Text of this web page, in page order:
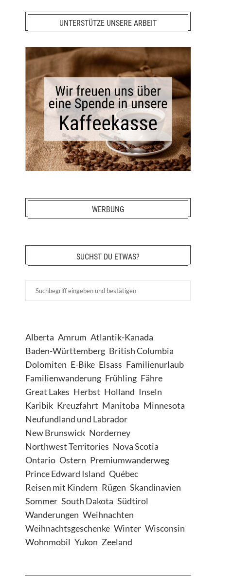
UNTERSTÜTZE UNSERE ARBEIT
WERBUNG
SUCHST DU ETWAS?
Alberta Amrum Atlantik-Kanada
Baden-Württemberg British Columbia
Dolomiten E-Bike Elsass Familienurlaub
Familienwanderung Frühling Fähre
Great Lakes Herbst Holland Inseln
Karibik Kreuzfahrt Manitoba Minnesota
Neufundland und Labrador
New Brunswick Norderney
Northwest Territories Nova Scotia
Ontario Ostern Premiumwanderweg
Prince Edward Island Québec
Reisen mit Kindern Rügen Skandinavien
Sommer South Dakota Südtirol
Wanderungen Weihnachten
Weihnachtsgeschenke Winter Wisconsin
Wohnmobil Yukon Zeeland